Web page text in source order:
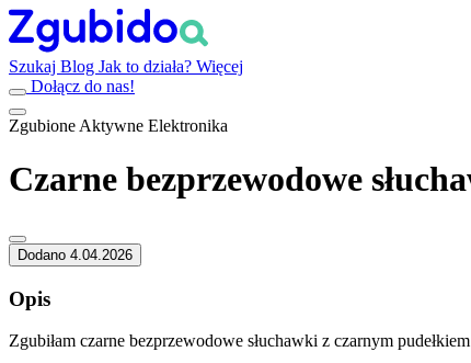
Szukaj Blog Jak to działa? Więcej
Dołącz do nas!
Zgubione Aktywne Elektronika
Czarne bezprzewodowe
Dodano 4.04.2026
Opis
Zgubiłam czarne bezprzewodowe słuchawki z czarnym